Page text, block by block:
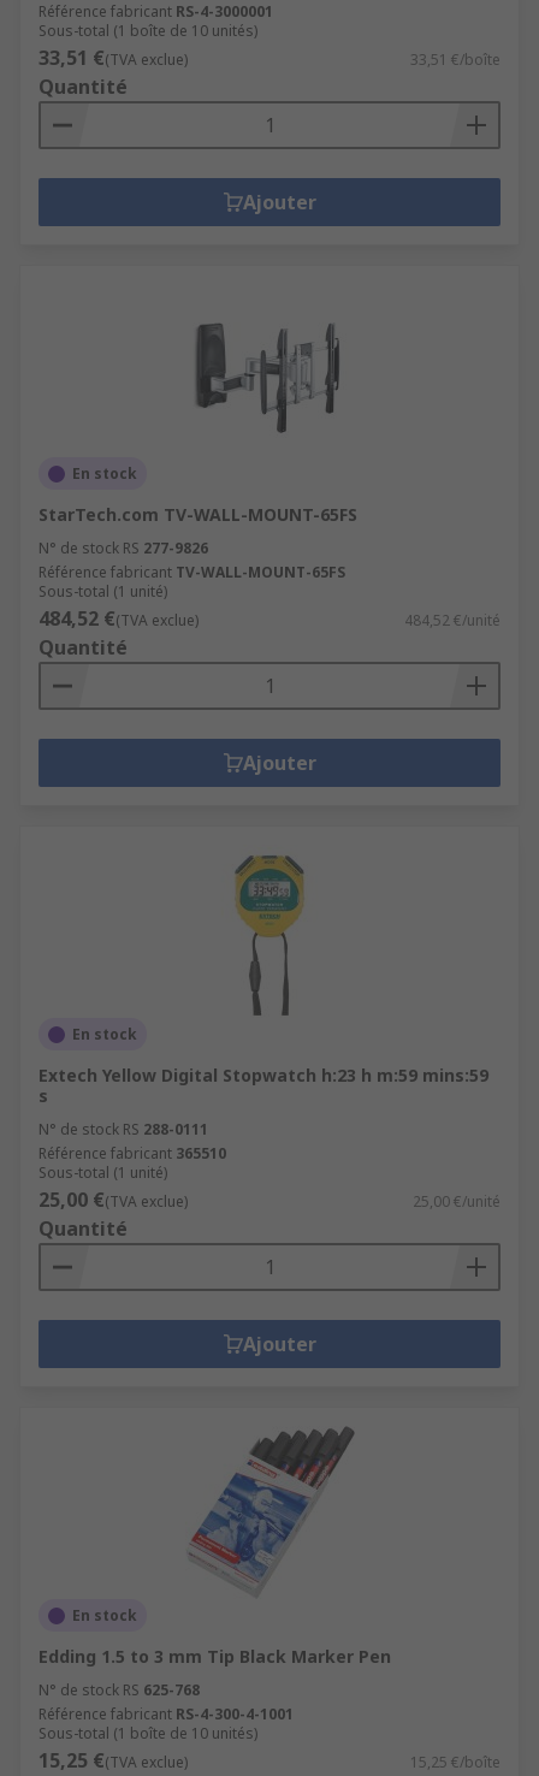
Référence fabricant RS-4-3000001
Sous-total (1 boîte de 10 unités)
33,51 €(TVA exclue) 33,51 €/boîte
Quantité
Ajouter
En stock
StarTech.com TV-WALL-MOUNT-65FS
N° de stock RS 277-9826
Référence fabricant TV-WALL-MOUNT-65FS
Sous-total (1 unité)
484,52 €(TVA exclue) 484,52 €/unité
Quantité
Ajouter
En stock
Extech Yellow Digital Stopwatch h:23 h m:59 mins:59
s
N° de stock RS 288-0111
Référence fabricant 365510
Sous-total (1 unité)
25,00 €(TVA exclue) 25,00 €/unité
Quantité
Ajouter
En stock
Edding 1.5 to 3 mm Tip Black Marker Pen
N° de stock RS 625-768
Référence fabricant RS-4-300-4-1001
Sous-total (1 boîte de 10 unités)
15,25 €(TVA exclue) 15,25 €/boîte